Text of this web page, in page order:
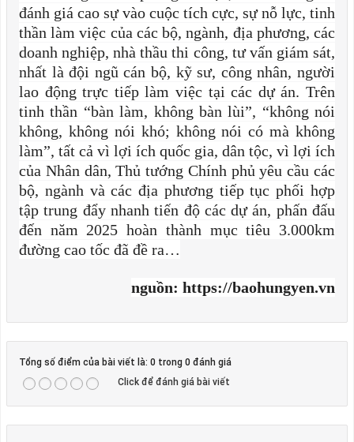
đánh giá cao sự vào cuộc tích cực, sự nỗ lực, tinh
thần làm việc của các bộ, ngành, địa phương, các
doanh nghiệp, nhà thầu thi công, tư vấn giám sát,
nhất là đội ngũ cán bộ, kỹ sư, công nhân, người
lao động trực tiếp làm việc tại các dự án. Trên
tinh thần “bàn làm, không bàn lùi”, “không nói
không, không nói khó; không nói có mà không
làm”, tất cả vì lợi ích quốc gia, dân tộc, vì lợi ích
của Nhân dân, Thủ tướng Chính phủ yêu cầu các
bộ, ngành và các địa phương tiếp tục phối hợp
tập trung đẩy nhanh tiến độ các dự án, phấn đấu
đến năm 2025 hoàn thành mục tiêu 3.000km
đường cao tốc đã đề ra…
nguồn: https://baohungyen.vn
Tổng số điểm của bài viết là: 0 trong 0 đánh giá
Click để đánh giá bài viết